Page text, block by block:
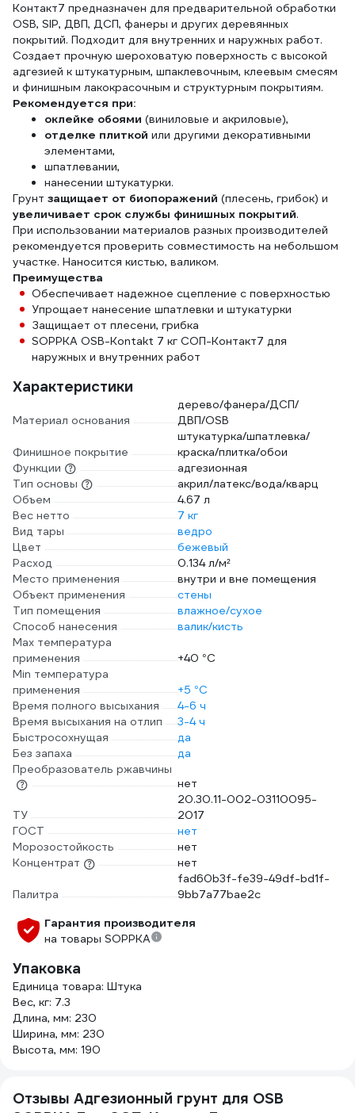
Контакт7 предназначен для предварительной обработки
OSB, SIP, ДВП, ДСП, фанеры и других деревянных
покрытий. Подходит для внутренних и наружных работ.
Создает прочную шероховатую поверхность с высокой
адгезией к штукатурным, шпаклевочным, клеевым смесям
и финишным лакокрасочным и структурным покрытиям.
Рекомендуется при:
оклейке обоями (виниловые и акриловые),
отделке плиткой или другими декоративными
элементами,
шпатлевании,
нанесении штукатурки.
Грунт защищает от биопоражений (плесень, грибок) и
увеличивает срок службы финишных покрытий.
При использовании материалов разных производителей
рекомендуется проверить совместимость на небольшом
участке. Наносится кистью, валиком.
Преимущества
Обеспечивает надежное сцепление с поверхностью
Упрощает нанесение шпатлевки и штукатурки
Защищает от плесени, грибка
SOPPKA OSB-Kontakt 7 кг СОП-Контакт7 для
наружных и внутренних работ
Характеристики
Материал основания
дерево/фанера/ДСП/
ДВП/OSB
Финишное покрытие
штукатурка/шпатлевка/
краска/плитка/обои
Функции
адгезионная
Тип основы
акрил/латекс/вода/кварц
Объем
4.67 л
Вес нетто
7 кг
Вид тары
ведро
Цвет
бежевый
Расход
0.134 л/м²
Место применения
внутри и вне помещения
Объект применения
стены
Тип помещения
влажное/сухое
Способ нанесения
валик/кисть
Max температура
применения
+40 °С
Min температура
применения
+5 °С
Время полного высыхания
4-6 ч
Время высыхания на отлип
3-4 ч
Быстросохнущая
да
Без запаха
да
Преобразователь ржавчины
нет
ТУ
20.30.11-002-03110095-
2017
ГОСТ
нет
Морозостойкость
нет
Концентрат
нет
Палитра
fad60b3f-fe39-49df-bd1f-
9bb7a77bae2c
Гарантия производителя
на товары SOPPKA
Упаковка
Единица товара: Штука
Вес, кг: 7.3
Длина, мм: 230
Ширина, мм: 230
Высота, мм: 190
Отзывы Адгезионный грунт для OSB